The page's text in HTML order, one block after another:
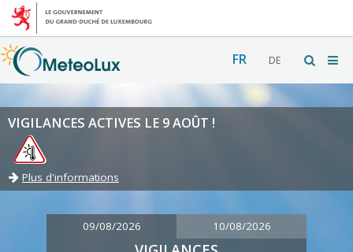
FR DE
VIGILANCES ACTIVES LE 9 AOÛT !
Plus d'informations
09/08/2026 10/08/2026